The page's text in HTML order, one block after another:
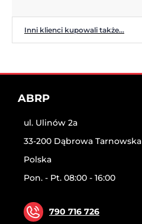
Inni klienci kupowali także...
ABRP
ul. Ulinów 2a
33-200 Dąbrowa Tarnowska
Polska
Pon. - Pt. 08:00 - 16:00
790 716 726